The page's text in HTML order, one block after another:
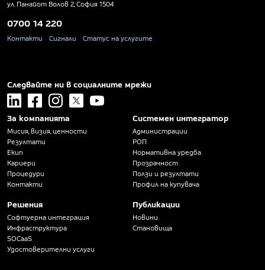
ул. Панайот Волов 2, София 1504
0700 14 220
Контакти Сигнали Статус на услугите
Следвайте ни в социалните мрежи
linkedin facebookinstagram
x youtube
За компанията
Мисия, визия, ценности
Резултати
Екип
Кариери
Процедури
Контакти
Решения
Софтуерна интеграция
Инфраструктура
SOCaaS
Удостоверителни услуги
Системен интегратор
Администрации
РОП
Нормативна уредба
Прозрачност
Ползи и резултати
Профил на купувача
Публикации
Новини
Становища